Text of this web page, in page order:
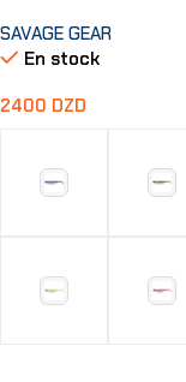
SAVAGE GEAR
En stock
2400 DZD